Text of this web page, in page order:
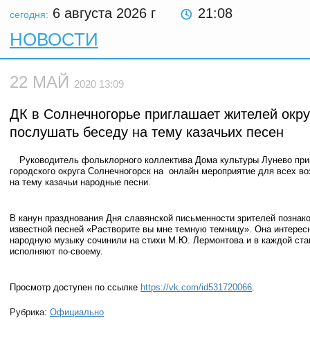
сегодня: 6 августа 2026 г 21:08
НОВОСТИ
22 МАЙ 2020 13:09
ДК в Солнечногорье приглашает жителей
послушать беседу на тему казачьих песен
Руководитель фольклорного коллектива Дома культуры Лунево
городского округа Солнечногорск на онлайн мероприятие для всех
на тему казачьи народные песни.
В канун празднования Дня славянской письменности зрителей
известной песней «Растворите вы мне темную темницу». Она
народную музыку сочинили на стихи М.Ю. Лермонтова и в каждой
исполняют по-своему.
Просмотр доступен по ссылке https://vk.com/id531720066.
Рубрика: Официально